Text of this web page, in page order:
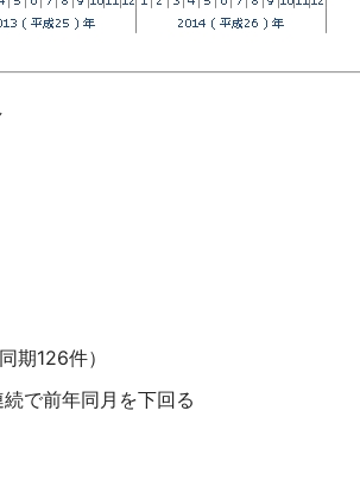
期126件）
で前年同月を下回る